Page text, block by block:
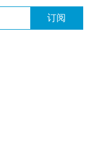
订阅